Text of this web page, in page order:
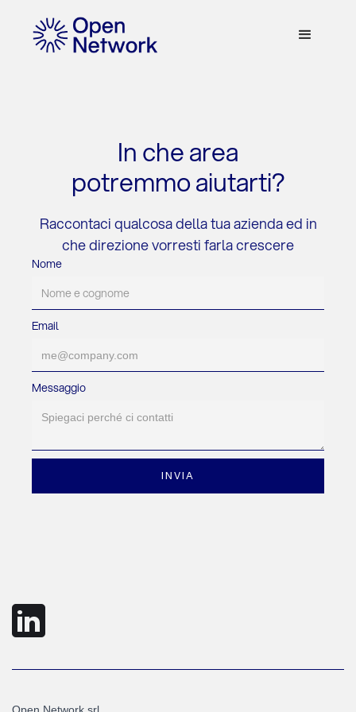
In che area
potremmo aiutarti?
Raccontaci qualcosa della tua azienda ed in
che direzione vorresti farla crescere
Nome
Email
Messaggio